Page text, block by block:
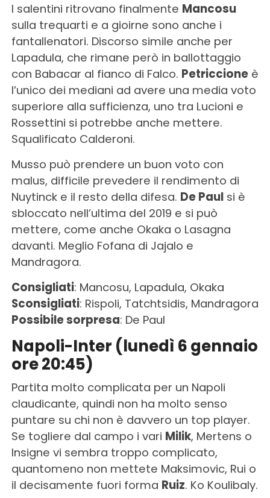
I salentini ritrovano finalmente Mancosu
sulla trequarti e a gioirne sono anche i
fantallenatori. Discorso simile anche per
Lapadula, che rimane però in ballottaggio
con Babacar al fianco di Falco. Petriccioneè
l’unico dei mediani ad avere una media voto
superiore alla sufficienza, uno tra Lucioni e
Rossettini si potrebbe anche mettere.
Squalificato Calderoni.
Musso può prendere un buon voto con
malus, difficile prevedere il rendimento di
Nuytinck e il resto della difesa. De Paulsi è
sbloccato nell’ultima del 2019 e si può
mettere, come anche Okaka o Lasagna
davanti. Meglio Fofana di Jajalo e
Mandragora.
Consigliati: Mancosu, Lapadula, Okaka
Sconsigliati: Rispoli, Tatchtsidis, Mandragora
Possibile sorpresa: De Paul
Napoli-Inter (lunedì 6 gennaio
ore 20:45)
Partita molto complicata per un Napoli
claudicante, quindi non ha molto senso
puntare su chi non è davvero un top player.
Se togliere dal campo i vari Milik, Mertens o
Insigne vi sembra troppo complicato,
quantomeno non mettete Maksimovic, Rui o
il decisamente fuori forma Ruiz. Ko Koulibaly.